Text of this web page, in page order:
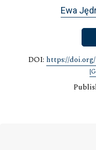
Ewa
DOI: https://